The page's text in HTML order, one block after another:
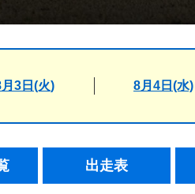
3日(火) 8月4日(水)
出走表